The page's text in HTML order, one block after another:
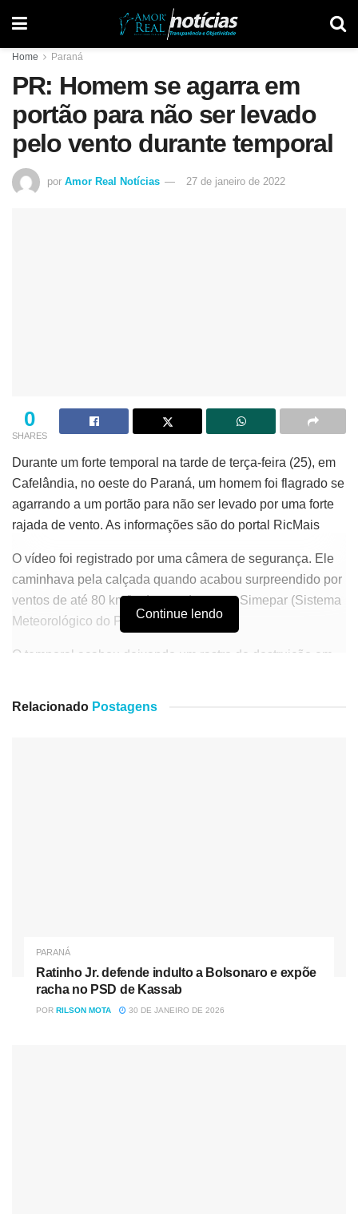
Home Paraná
PR: Homem se agarra em
portão para não ser levado
pelo vento durante temporal
por Amor Real Notícias 27 de janeiro de 2022
0
SHARES
Durante um forte temporal na tarde de terça-feira (25), em
Cafelândia, no oeste do Paraná, um homem foi flagrado se
agarrando a um portão para não ser levado por uma forte
rajada de vento. As informações são do portal RicMais
O vídeo foi registrado por uma câmera de segurança. Ele
caminhava pela calçada quando acabou surpreendido por
ventos de até 80 km/h, de acordo com o Simepar (Sistema
Meteorológico do Paraná).
O temporal acabou deixando um rastro de destruição em
comércios acabaram quebradas.
Continue lendo
RicMais
Relacionado Postagens
PARANÁ
Ratinho Jr. defende indulto a Bolsonaro e expõe
racha no PSD de Kassab
POR RILSON MOTA 30 DE JANEIRO DE 2026